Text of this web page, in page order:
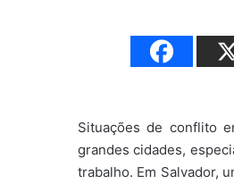
Situações de conflito
grandes cidades,
trabalho. Em Salvador,